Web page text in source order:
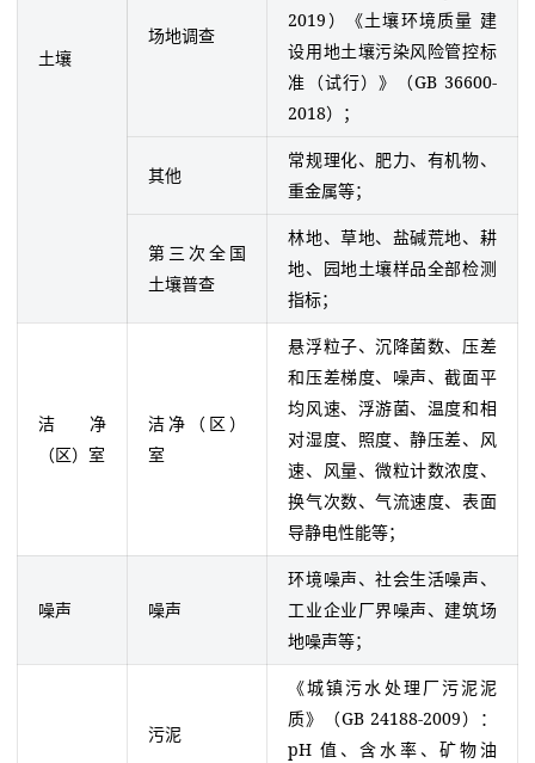
土壤
场地调查
2019）《土壤环境质量 建
设用地土壤污染风险管控标
准（试行）》（GB 36600-
2018）；
其他
常规理化、肥力、有机物、
重金属等；
第三次全国
土壤普查
林地、草地、盐碱荒地、耕
地、园地土壤样品全部检测
指标；
洁净
（区）室
洁净（区）
室
悬浮粒子、沉降菌数、压差
和压差梯度、噪声、截面平
均风速、浮游菌、温度和相
对湿度、照度、静压差、风
速、风量、微粒计数浓度、
换气次数、气流速度、表面
导静电性能等；
噪声 噪声
环境噪声、社会生活噪声、
工业企业厂界噪声、建筑场
地噪声等；
污泥
《城镇污水处理厂污泥泥
质》（GB 24188-2009）：
pH 值、含水率、矿物油